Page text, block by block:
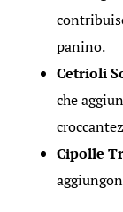
panino.
Cetrioli
che
Cipolle